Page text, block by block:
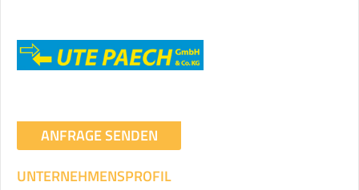
ANFRAGE SENDEN
UNTERNEHMENSPROFIL